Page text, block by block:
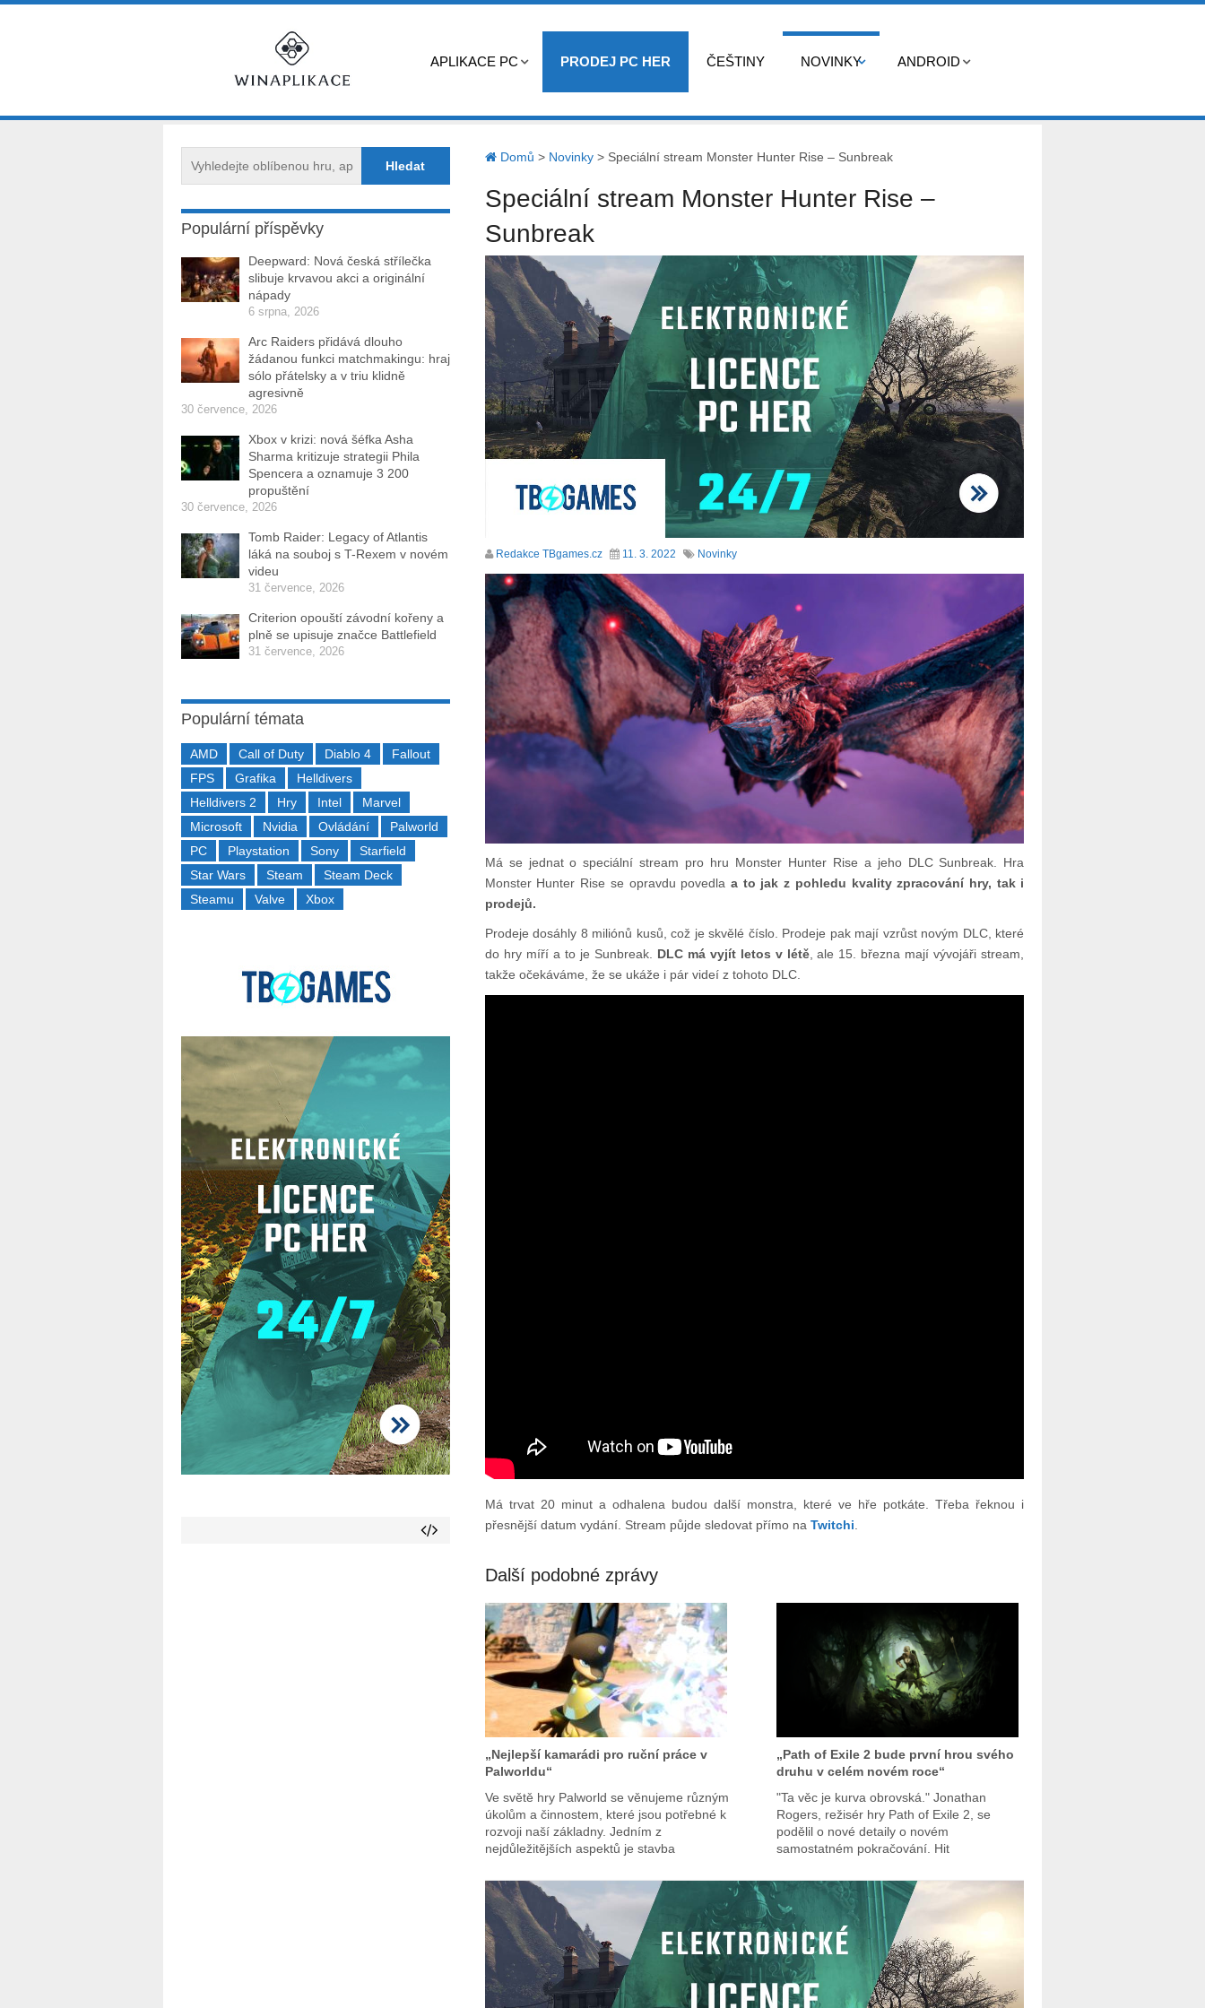
APLIKACE PC PRODEJ PC HER ČEŠTINY NOVINKY ANDROID
Domů > Novinky> Speciální stream Monster Hunter Rise – Sunbreak
Speciální stream Monster Hunter Rise –
Sunbreak
Redakce TBgames.cz 11. 3. 2022 Novinky
Má se jednat o speciální stream pro hru Monster Hunter Rise a jeho DLC Sunbreak. Hra
Monster Hunter Rise se opravdu povedla a to jak z pohledu kvality zpracování hry, tak i
prodejů.
Prodeje dosáhly 8 miliónů kusů, což je skvělé číslo. Prodeje pak mají vzrůst novým DLC, které
do hry míří a to je Sunbreak. DLC má vyjít letos v létě, ale 15. března mají vývojáři stream,
takže očekáváme, že se ukáže i pár videí z tohoto DLC.
Má trvat 20 minut a odhalena budou další monstra, které ve hře potkáte. Třeba řeknou i
přesnější datum vydání. Stream půjde sledovat přímo na Twitchi
Další podobné zprávy
„Nejlepší kamarádi pro ruční práce v
Palworldu“
Ve světě hry Palworld se věnujeme různým
úkolům a činnostem, které jsou potřebné k
rozvoji naší základny. Jedním z
nejdůležitějších aspektů je stavba
„Path of Exile 2 bude první hrou svého
druhu v celém novém roce“
"Ta věc je kurva obrovská." Jonathan
Rogers, režisér hry Path of Exile 2, se
podělil o nové detaily o novém
samostatném pokračování. Hit
Populární příspěvky
Deepward: Nová česká střílečka
slibuje krvavou akci a originální
nápady
6 srpna, 2026
Arc Raiders přidává dlouho
žádanou funkci matchmakingu: hraj
sólo přátelsky a v triu klidně
agresivně
30 července, 2026
Xbox v krizi: nová šéfka Asha
Sharma kritizuje strategii Phila
Spencera a oznamuje 3 200
propuštění
30 července, 2026
Tomb Raider: Legacy of Atlantis
láká na souboj s T-Rexem v novém
videu
31 července, 2026
Criterion opouští závodní kořeny a
plně se upisuje značce Battlefield
31 července, 2026
Populární témata
AMD Call of Duty Diablo 4
Fallout
FPS
Grafika
Helldivers
Helldivers 2
Hry Intel
Marvel
Microsoft
Nvidia Ovládání
Palworld
PC
Playstation Sony
Starfield
Star Wars
Steam
Steam Deck
Steamu
Valve Xbox